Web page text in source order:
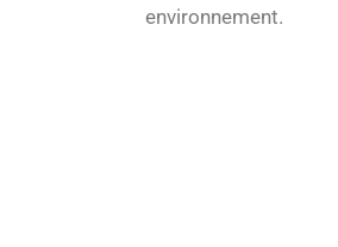
environnement.